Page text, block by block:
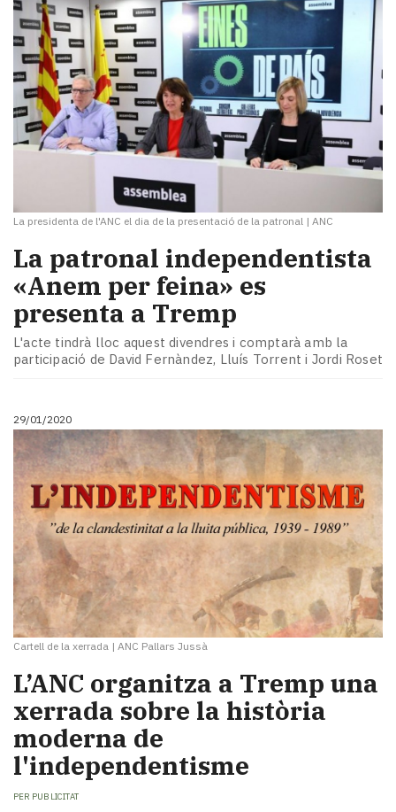
La presidenta de l'ANC el dia de la presentació de la patronal | ANC
La patronal independentista
«Anem per feina» es
presenta a Tremp
L'acte tindrà lloc aquest divendres i comptarà amb la
participació de David Fernàndez, Lluís Torrent i Jordi Roset
29/01/2020
Cartell de la xerrada | ANC Pallars Jussà
L’ANC organitza a Tremp una
xerrada sobre la història
moderna de
l'independentisme
PER PUBLICITAT